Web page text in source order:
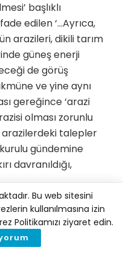
başlıklı
edilen ‘…Ayrıca,
arazileri, dikili tarım
güneş enerji
de görüş
ve yine aynı
gereğince ‘arazi
olması zorunlu
arazilerdeki talepler
gündemine
davranıldığı,
tarla’ özelliği
için kuru marjinal
ve böylece sayılan
yapıldığı,
Bu web sitesini
kullanılmasına izin
Politikamızı ziyaret edin.